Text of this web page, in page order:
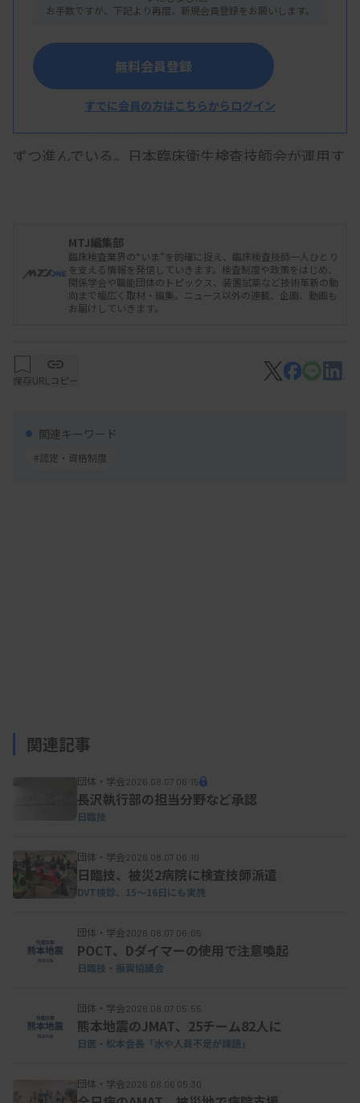
認知症患者の急増が見込まれる中で、認知症領域
での臨床検査技師の活躍を見据えた環境整備が少し
ずつ進んでいる。日本臨床衛生検査技師会が運用す
定するもので、認定資格は5年ごとの更新制。現在
の認定試験は11月にも実施予定で、受験要件の一つ
検査技師の認知症関連資格が定着しつつあるのに
併せ、認定取得者が知識やスキルを発揮するための
環境整備も課題になっている。日臨技は診療報酬上
の認知症ケア加算の算定要件となる認知症ケアチー
ムの必須職種として、医師と看護師、社会福祉士ま
たは精神保健福祉士のほかに、適切な教育を修了し
た検査技師を追加することを要望している。24年度
改定では見送られたが、診療報酬で評価されること
で専門知識やスキルを持つ臨床検査技師の存在意義
が高まると見ており、引き続き実現に向けた働き掛
けを強めていく考えだ。
お手数ですが、下記より再度、新規会員登録をお願いします。
無料会員登録
すでに会員の方はこちらからログイン
MTJ編集部
臨床検査業界の“いま”を的確に捉え、臨床検査技師一人ひとり
を支える情報を発信していきます。検査制度や政策をはじめ、
関係学会や職能団体のトピックス、装置試薬など技術革新の動
向まで幅広く取材・編集。ニュース以外の連載、企画、動画も
お届けしていきます。
保存URLコピー
関連キーワード
#認定・資格制度
関連記事
団体・学会2026.08.07 06:15
長沢執行部の担当分野など承認
日臨技
団体・学会2026.08.07 06:10
日臨技、被災2病院に検査技師派遣
DVT検診、15～16日にも実施
団体・学会2026.08.07 06:05
POCT、Dダイマーの使用で注意喚起
日臨技・振興協議会
団体・学会2026.08.07 05:55
熊本地震のJMAT、25チーム82人に
日医・松本会長「水や人員不足が課題」
団体・学会2026.08.06 05:30